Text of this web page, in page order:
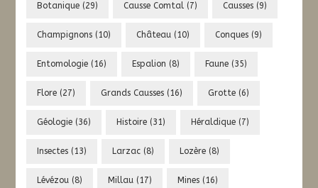
Botanique (29) Causse Comtal (7) Causses (9)
Champignons (10) Château (10) Conques (9)
Entomologie (16) Espalion (8) Faune (35)
Flore (27) Grands Causses (16) Grotte (6)
Géologie (36) Histoire (31) Héraldique (7)
Insectes (13) Larzac (8) Lozère (8)
Lévézou (8) Millau (17) Mines (16)